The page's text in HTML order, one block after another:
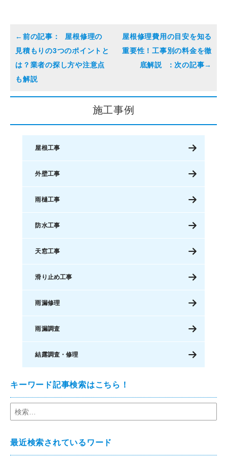
屋根修理の
見積もりの3つのポイントと
は？業者の探し方や注意点
も解説
屋根修理費用の目安を知る
重要性！工事別の料金を徹
底解説
施工事例
屋根工事
外壁工事
雨樋工事
防水工事
天窓工事
滑り止め工事
雨漏修理
雨漏調査
結露調査・修理
キーワード記事検索はこちら！
最近検索されているワード